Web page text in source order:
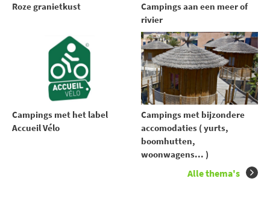
Roze granietkust
Campings aan een meer of
rivier
Campings met het label
Accueil Vélo
Campings met bijzondere
accomodaties ( yurts,
boomhutten,
woonwagens... )
Alle thema's